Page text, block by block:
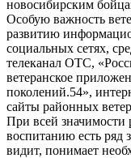
новосибирским
Особую важность
развитию
социальных сетях,
телеканал ОТС,
ветеранское
поколений.54»,
сайты районных
При всей значимости
воспитанию есть ряд
видит, понимает